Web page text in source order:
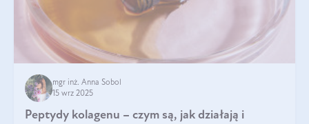
mgr inż. Anna Sobol
15 wrz 2025
Peptydy kolagenu – czym są, jak działają i